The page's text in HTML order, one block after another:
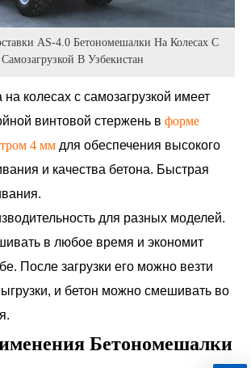
AS-4.0 Бетономешалки На Колесах С
Самозагрузкой В Узбекистан
колесах с самозагрузкой имеет
винтовой стержень в форме
4 мм для обеспечения высокого
и качества бетона. Быстрая
для разных моделей.
в любое время и экономит
После загрузки его можно везти
и бетон можно смешивать во
Бетономешалки